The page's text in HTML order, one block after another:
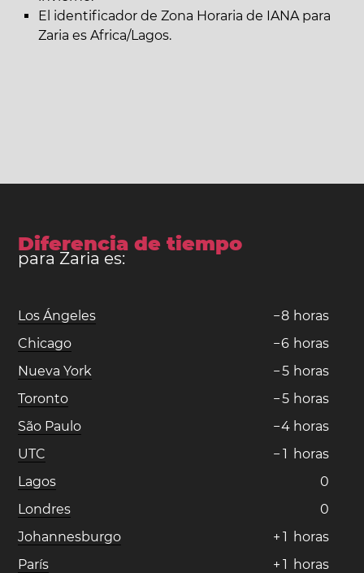
El identificador de Zona Horaria de IANA para
Zaria es Africa/Lagos.
Diferencia de tiempo
para Zaria es:
Los Ángeles −8 horas
Chicago
−6 horas
Nueva York
−5 horas
Toronto
−5 horas
São Paulo
−4 horas
UTC
− 1 horas
Lagos
0
Londres
0
Johannesburgo
+ 1 horas
París
+ 1 horas